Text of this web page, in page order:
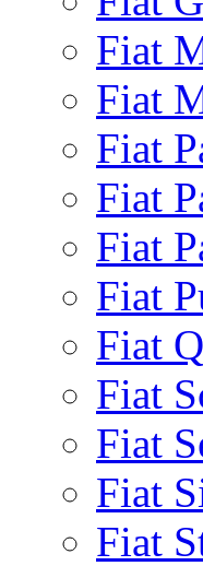
Fiat
Fiat
Fiat
Fiat
Fiat
Fiat
Fiat
Fiat
Fiat
Fiat
Fiat